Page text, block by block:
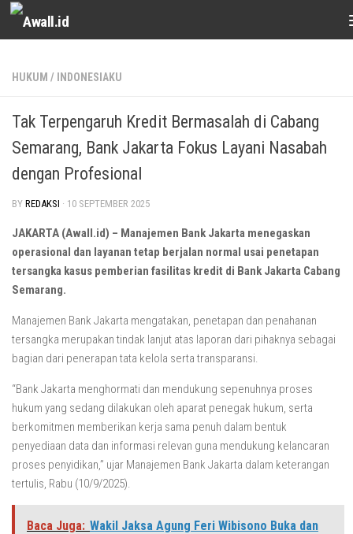
Skip to content
HUKUM / INDONESIAKU
Tak Terpengaruh Kredit Bermasalah di Cabang
Semarang, Bank Jakarta Fokus Layani Nasabah
dengan Profesional
BY REDAKSI · 10 SEPTEMBER 2025
JAKARTA (Awall.id) – Manajemen Bank Jakarta menegaskan
operasional dan layanan tetap berjalan normal usai penetapan
tersangka kasus pemberian fasilitas kredit di Bank Jakarta Cabang
Semarang.
Manajemen Bank Jakarta mengatakan, penetapan dan penahanan
tersangka merupakan tindak lanjut atas laporan dari pihaknya sebagai
bagian dari penerapan tata kelola serta transparansi.
“Bank Jakarta menghormati dan mendukung sepenuhnya proses
hukum yang sedang dilakukan oleh aparat penegak hukum, serta
berkomitmen memberikan kerja sama penuh dalam bentuk
penyediaan data dan informasi relevan guna mendukung kelancaran
proses penyidikan,” ujar Manajemen Bank Jakarta dalam keterangan
tertulis, Rabu (10/9/2025).
Baca Juga: Wakil Jaksa Agung Feri Wibisono Buka dan